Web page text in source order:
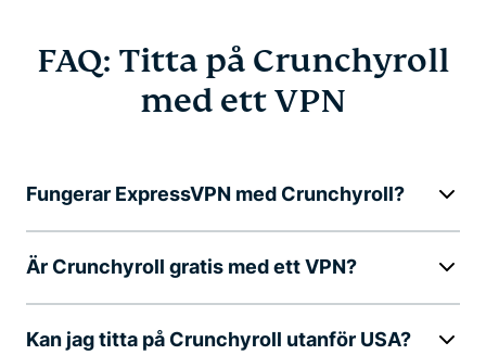
FAQ: Titta på Crunchyroll
med ett VPN
Fungerar ExpressVPN med Crunchyroll?
Är Crunchyroll gratis med ett VPN?
Kan jag titta på Crunchyroll utanför USA?